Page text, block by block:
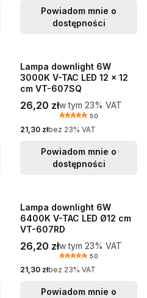
Powiadom mnie o
dostępności
Lampa downlight 6W
3000K V-TAC LED 12 x 12
cm VT-607SQ
Cena brutto
26,20 złw tym %s VAT
w tym 23% VAT
5.0
Cena netto
21,30 złbez 23% VAT
Powiadom mnie o
dostępności
Lampa downlight 6W
6400K V-TAC LED Ø12 cm
VT-607RD
Cena brutto
26,20 złw tym %s VAT
w tym 23% VAT
5.0
Cena netto
21,30 złbez 23% VAT
Powiadom mnie o